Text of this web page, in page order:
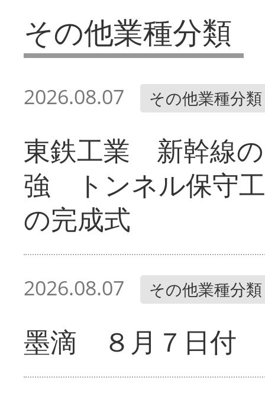
その他業種分類
2026.08.07 その他業種分類
東鉄工業 新幹線
強 トンネル保守
の完成式
2026.08.07 その他業種分類
墨滴 ８月７日付